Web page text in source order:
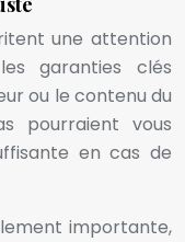
une attention
garanties clés
ou le contenu du
pourraient vous
en cas de
importante,